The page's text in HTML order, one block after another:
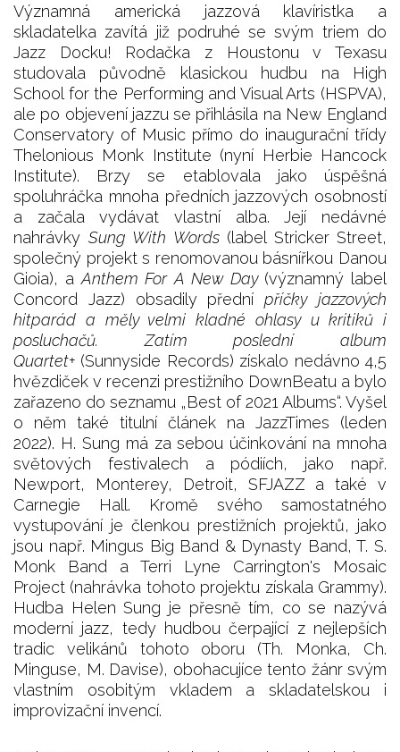
Významná americká jazzová klavíristka a
skladatelka zavítá již podruhé se svým triem do
Jazz Docku! Rodačka z Houstonu v Texasu
studovala původně klasickou hudbu na High
School for the Performing and Visual Arts (HSPVA),
ale po objevení jazzu se přihlásila na New England
Conservatory of Music přímo do inaugurační třídy
Thelonious Monk Institute (nyní Herbie Hancock
Institute). Brzy se etablovala jako úspěšná
spoluhráčka mnoha předních jazzových osobností
a začala vydávat vlastní alba. Její nedávné
nahrávky Sung With Words(label Stricker Street,
společný projekt s renomovanou básnířkou Danou
Gioia), a Anthem For A New Day(významný label
Concord Jazz) obsadily přednípříčky jazzových
hitparád a měly velmi kladné ohlasy u kritiků i
posluchačů. Zatím poslední album
Quartet+ (Sunnyside Records) získalo nedávno 4,5
hvězdiček v recenzi prestižního DownBeatu a bylo
zařazeno do seznamu „Best of 2021 Albums“. Vyšel
o něm také titulní článek na JazzTimes (leden
2022). H. Sung má za sebou účinkování na mnoha
světových festivalech a pódiích, jako např.
Newport, Monterey, Detroit, SFJAZZ a také v
Carnegie Hall. Kromě svého samostatného
vystupování je členkou prestižních projektů, jako
jsou např. Mingus Big Band & Dynasty Band, T. S.
Monk Band a Terri Lyne Carrington's Mosaic
Project (nahrávka tohoto projektu získala Grammy).
Hudba Helen Sung je přesně tím, co se nazývá
moderní jazz, tedy hudbou čerpající z nejlepších
tradic velikánů tohoto oboru (Th. Monka, Ch.
Minguse, M. Davise), obohacujíce tento žánr svým
vlastním osobitým vkladem a skladatelskou i
improvizační invencí.